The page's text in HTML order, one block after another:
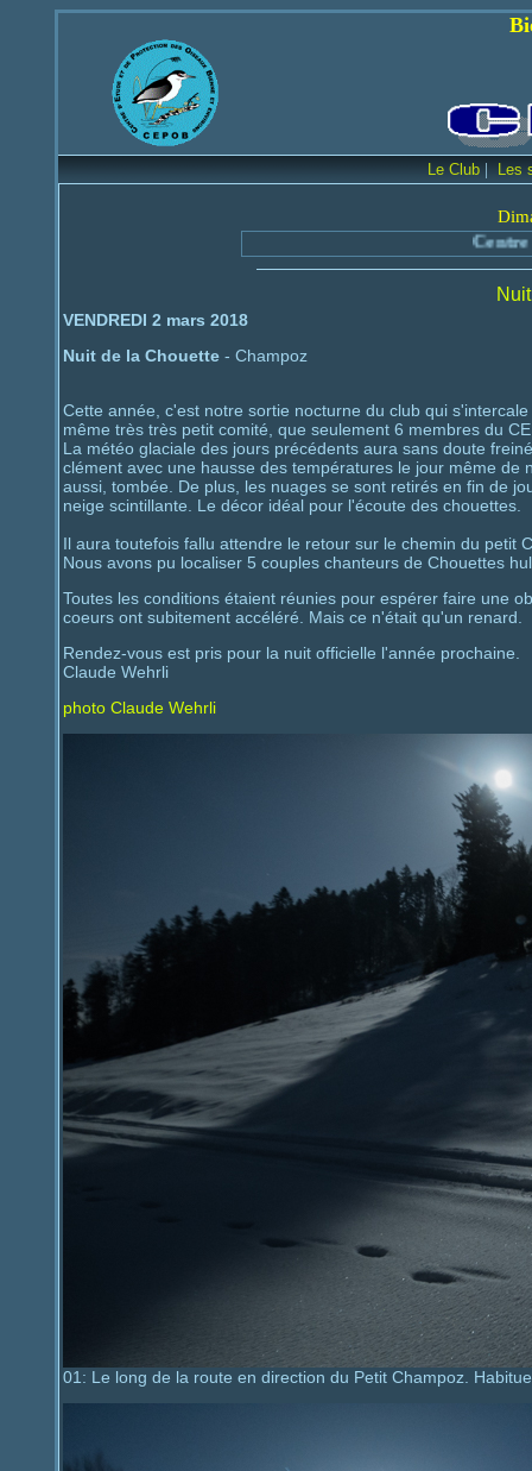
Bienvenue sur
Le Club | Les
Centre d'Etude et
VENDREDI 2 mars 2018
Nuit de la Chouette - Champoz
Cette année, c'est notre sortie nocturne du club qui
même très très petit comité, que seulement 6 membres du
La météo glaciale des jours précédents aura sans doute
clément avec une hausse des températures le jour même
aussi, tombée. De plus, les nuages se sont retirés en fin de
neige scintillante. Le décor idéal pour l'écoute des chouettes.
Il aura toutefois fallu attendre le retour sur le chemin du petit
Nous avons pu localiser 5 couples chanteurs de Chouettes
Toutes les conditions étaient réunies pour espérer faire une
coeurs ont subitement accéléré. Mais ce n'était qu'un renard.
Rendez-vous est pris pour la nuit officielle l'année prochaine.
Claude Wehrli
photo Claude Wehrli
01: Le long de la route en direction du Petit Champoz.